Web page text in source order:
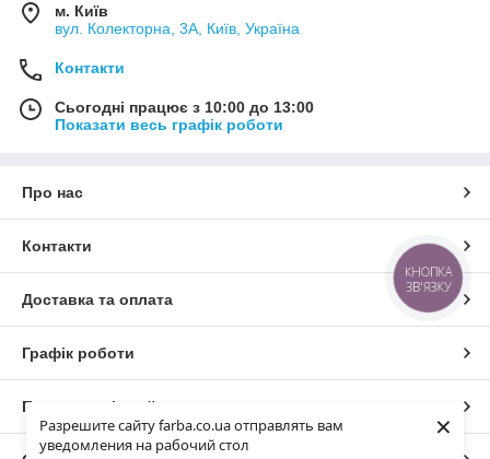
Разрешите сайту farba.co.ua отправлять вам
уведомления на рабочий стол
×
м. Київ
вул. Колекторна, 3А, Київ, Україна
Контакти
Сьогодні працює з 10:00 до 13:00
Показати весь графік роботи
Про нас
Контакти
Доставка та оплата
Графік роботи
Повна версія сайту
КНОПКА
ЗВ'ЯЗКУ